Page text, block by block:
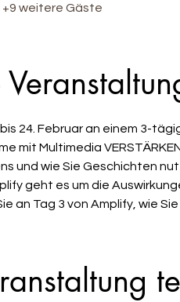
+9 weitere Gäste
bis 24. Februar an einem 3-
mit Multimedia
und wie Sie Geschichten
geht es um die
an Tag 3 von Amplify, wie